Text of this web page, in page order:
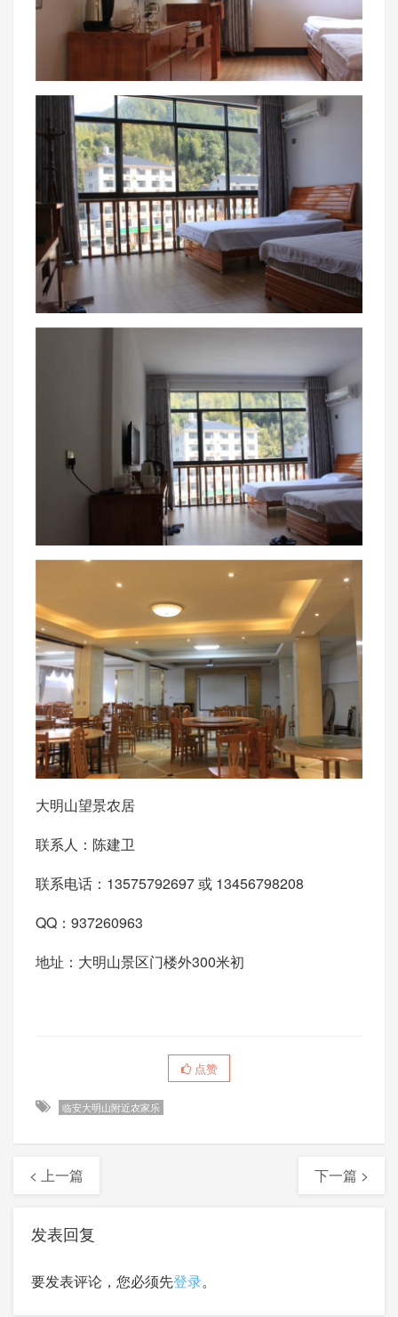
大明山望景农居
联系人：陈建卫
联系电话：13575792697 或 13456798208
QQ：937260963
地址：大明山景区门楼外300米初
点赞
临安大明山附近农家乐
< 上一篇 下一篇 >
发表回复
要发表评论，您必须先登录。